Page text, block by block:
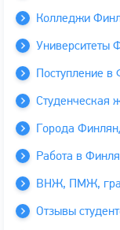
Колледжи
Университеты
Поступление
Студенческая
Города
Работа в
ВНЖ, ПМЖ,
Отзывы